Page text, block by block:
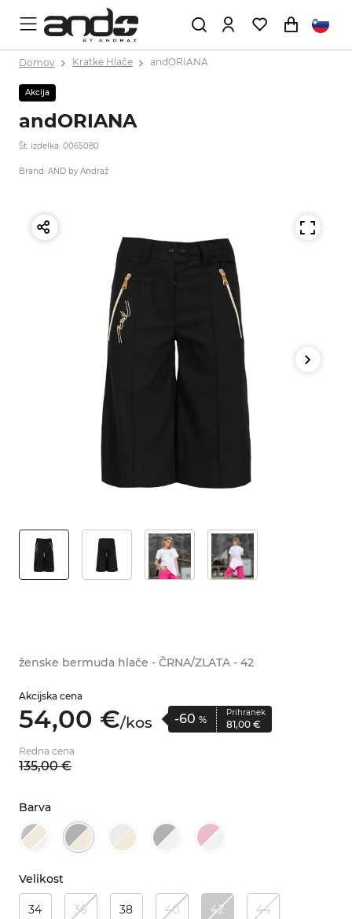
Domov Kratke Hlače andORIANA
Akcija
andORIANA
Št. izdelka: 0065080
Brand: AND by Andraž
ženske bermuda hlače - ČRNA/ZLATA - 42
Akcijska cena
54,00 €/kos -60 %
Prihranek
81,00 €
Redna cena
135,00 €
Barva
Velikost
34 36 38 40 42 44